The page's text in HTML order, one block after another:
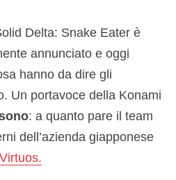
Delta: Snake Eater è
annunciato e oggi
hanno da dire gli
Un portavoce della Konami
: a quanto pare il team
dell’azienda giapponese